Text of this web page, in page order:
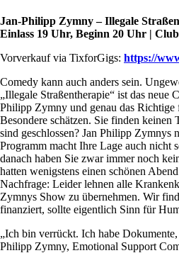
Jan-Philipp Zymny – Illegale
Einlass 19 Uhr, Beginn 20 Uhr | Club
Vorverkauf via TixforGigs: https://
Comedy kann auch anders sein.
„Illegale Straßentherapie“ ist das neue
Philipp Zymny und genau das Richtige
Besondere schätzen. Sie finden keinen
sind geschlossen? Jan Philipp Zymnys
Programm macht Ihre Lage auch nicht
danach haben Sie zwar immer noch
hatten wenigstens einen schönen
Nachfrage: Leider lehnen alle
Zymnys Show zu übernehmen. Wir
finanziert, sollte eigentlich Sinn für
„Ich bin verrückt. Ich habe Dokumente,
Philipp Zymny, Emotional Support